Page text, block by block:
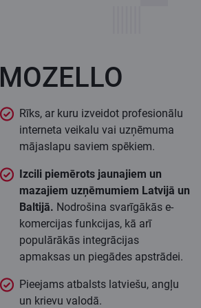
MOZELLO
Rīks, ar kuru izveidot profesionālu
interneta veikalu vai uzņēmuma
mājaslapu saviem spēkiem.
Izcili piemērots jaunajiem un
mazajiem uzņēmumiem Latvijā un
Baltijā. Nodrošina svarīgākās e-
komercijas funkcijas, kā arī
populārākās integrācijas
apmaksas un piegādes apstrādei.
Pieejams atbalsts latviešu, angļu
un krievu valodā.